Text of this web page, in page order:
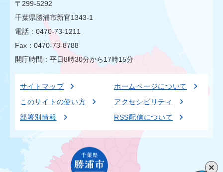
〒299-5292
千葉県勝浦市新官1343-1
電話：0470-73-1211
Fax：0470-73-8788
開庁時間：平日8時30分から17時15分
サイトマップ
ホームページについて
このサイトの使い方
アクセシビリティ
部署別情報
RSS配信について